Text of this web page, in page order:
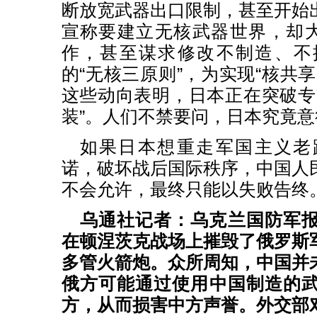
断放宽武器出口限制，甚至开
宣称要建立无核武器世界，却
作，甚至谋求修改不制造、
的“无核三原则”，为实现“核共
这些动向表明，日本正在突破
装”。人们不禁要问，日本究竟
如果日本想重走军国主义
诺，破坏战后国际秩序，中国人
不会允许，最终只能以失败告终
乌通社记者：乌克兰国防军
在顿涅茨克战场上摧毁了俄罗斯
多管火箭炮。众所周知，中国并
俄方可能通过使用中国制造的
方，从而损害中方声誉。外交部